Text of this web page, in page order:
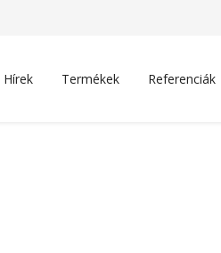
Hírek Termékek Referenciák